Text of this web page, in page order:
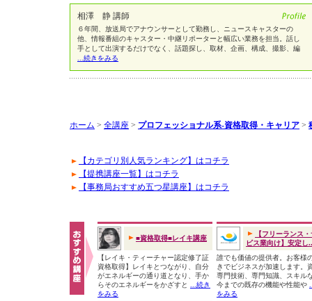
相澤 静 講師
６年間、放送局でアナウンサーとして勤務し、ニュースキャスターの
他、情報番組のキャスター・中継リポーターと幅広い業務を担当。話し
手として出演するだけでなく、話題探し、取材、企画、構成、撮影、編
...続きをみる
ホーム > 全講座 > プロフェッショナル系-資格取得・キャリア >
【カテゴリ別人気ランキング】はコチラ
【提携講座一覧】はコチラ
【事務局おすすめ五つ星講座】はコチラ
■資格取得■レイキ講座
【レイキ・ティーチャー認定修了証
資格取得】レイキとつながり、自分
がエネルギーの通り道となり、手か
らそのエネルギーをかざすと
...続き
をみる
【フリーランス
ビス業向け】安定し
誰でも価値の提供者。お客様
きでビジネスが加速します。
専門技術、専門知識、スキル
今までの既存の機能や性能や
をみる